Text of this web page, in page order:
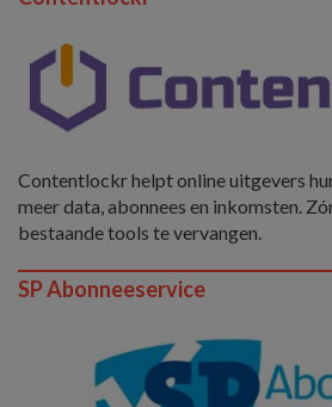
Contentlockr helpt online uitgevers
meer data, abonnees en inkomsten.
bestaande tools te vervangen.
SP Abonneeservice